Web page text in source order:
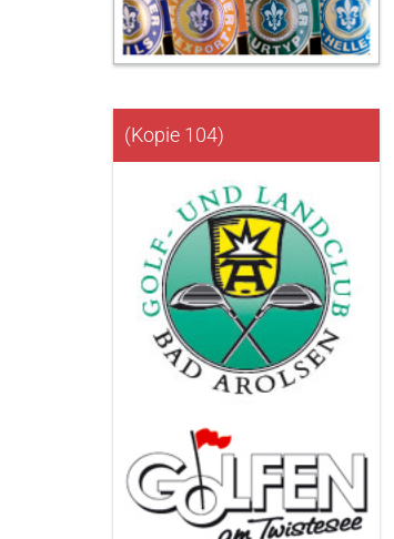
(Kopie 104)